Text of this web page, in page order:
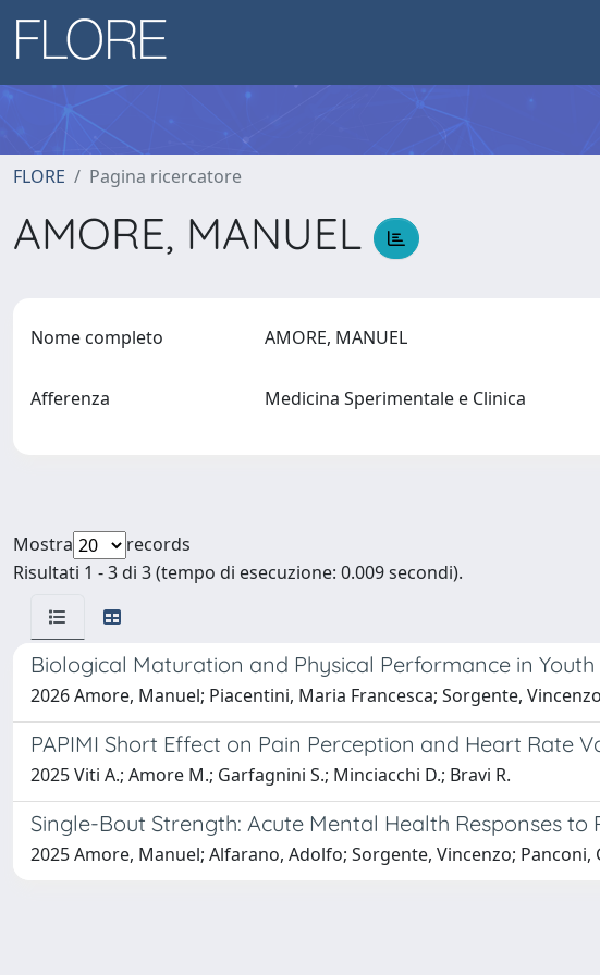
FLORE Pagina ricercatore
AMORE, MANUEL
Nome completo AMORE, MANUEL
Afferenza Medicina Sperimentale e Clinica
Mostra
records
Risultati 1 - 3 di 3 (tempo di esecuzione: 0.009 secondi).
Biological Maturation and Physical Performance in
2026 Amore, Manuel; Piacentini, Maria Francesca; Sorgente,
PAPIMI Short Effect on Pain Perception and Heart Rate
2025 Viti A.; Amore M.; Garfagnini S.; Minciacchi D.; Bravi R.
Single-Bout Strength: Acute Mental Health Responses to
2025 Amore, Manuel; Alfarano, Adolfo; Sorgente, Vincenzo;